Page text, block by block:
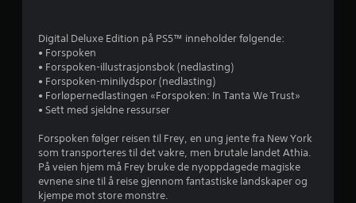
n
g
Digital Deluxe Edition på PS5™‎ inneholder følgende:
• Forspoken
• Forspoken-illustrasjonsbok (nedlasting)
• Forspoken-minilydspor (nedlasting)
• Forløpernedlastingen «Forspoken: In Tanta We Trust»
• Sett med sjeldne ressurser
Forspoken følger reisen til Frey, en ung jente fra New York
som transporteres til det vakre, men brutale landet Athia.
På veien hjem må Frey bruke de nyoppdagede magiske
evnene sine til å reise gjennom fantastiske landskaper og
kjempe mot store monstre.